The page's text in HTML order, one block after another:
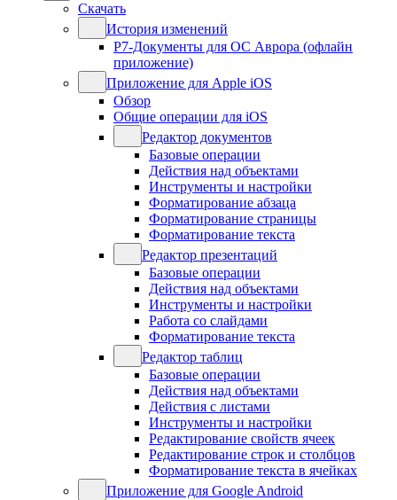
Скачать
История изменений
Р7-Документы для ОС Аврора (офлайн
приложение)
Приложение для Apple iOS
Обзор
Общие операции для iOS
Редактор документов
Базовые операции
Действия над объектами
Инструменты и настройки
Форматирование абзаца
Форматирование страницы
Форматирование текста
Редактор презентаций
Базовые операции
Действия над объектами
Инструменты и настройки
Работа со слайдами
Форматирование текста
Редактор таблиц
Базовые операции
Действия над объектами
Действия с листами
Инструменты и настройки
Редактирование свойств ячеек
Редактирование строк и столбцов
Форматирование текста в ячейках
Приложение для Google Android